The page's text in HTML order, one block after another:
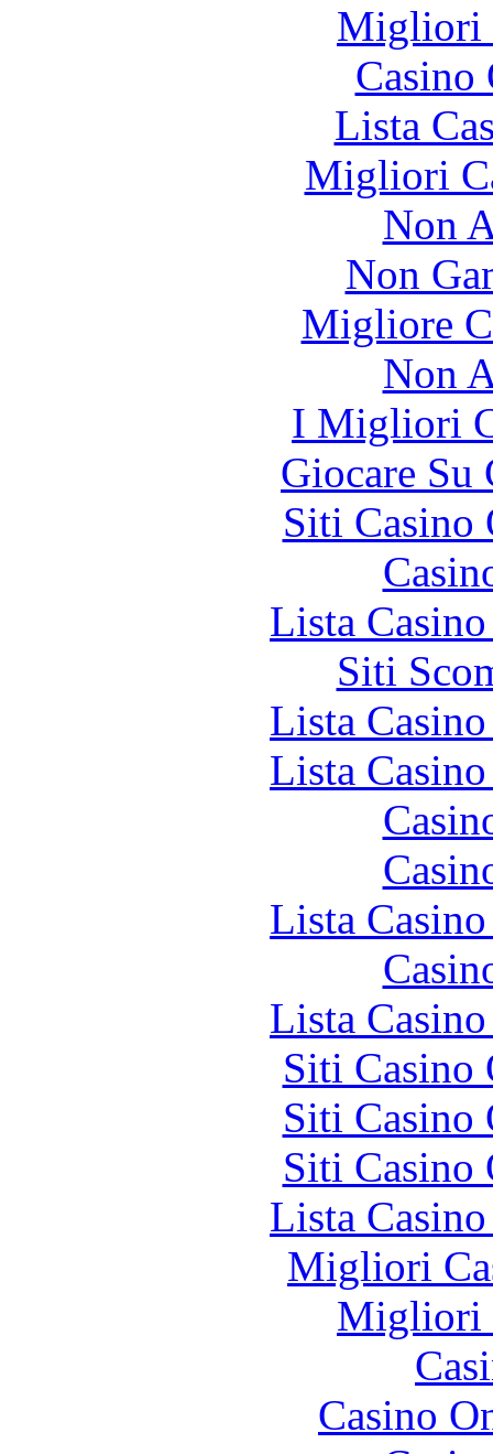
Migliori
Lista
Migliori
Non
Non
Migliore
Non
I Migliori
Giocare Su
Siti Casino
Lista
Siti
Lista
Lista
Lista
Lista
Siti Casino
Siti Casino
Siti Casino
Lista
Migliori
Migliori
Casino